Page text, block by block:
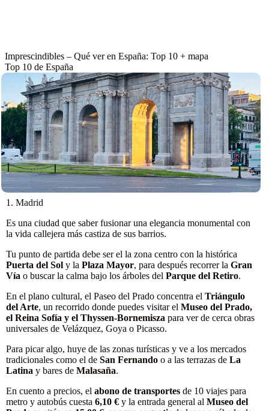
Imprescindibles – Qué ver en España: Top 10 + mapa
Top 10 de España
1. Madrid
Es una ciudad que saber fusionar una elegancia monumental con
la vida callejera más castiza de sus barrios.
Tu punto de partida debe ser el la zona centro con la histórica
Puerta del Sol y la Plaza Mayor, para después recorrer la Gran
Vía o buscar la calma bajo los árboles del Parque del Retiro.
En el plano cultural, el Paseo del Prado concentra el Triángulo
del Arte, un recorrido donde puedes visitar el Museo del Prado,
el Reina Sofía y el Thyssen-Bornemisza para ver de cerca obras
universales de Velázquez, Goya o Picasso.
Para picar algo, huye de las zonas turísticas y ve a los mercados
tradicionales como el de San Fernando o a las terrazas de La
Latina y bares de Malasaña.
En cuento a precios, el abono de transportes de 10 viajes para
metro y autobús cuesta 6,10 € y la entrada general al Museo del